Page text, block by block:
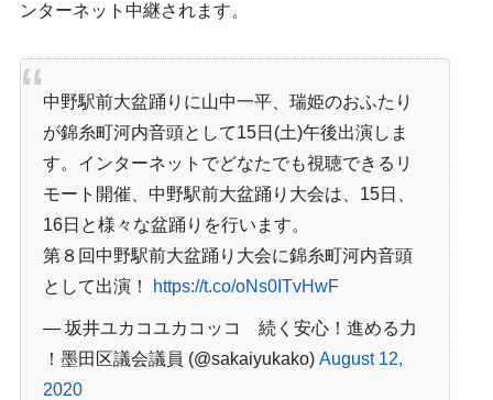
ンターネット中継されます。
中野駅前大盆踊りに山中一平、瑞姫のおふたり
が錦糸町河内音頭として15日(土)午後出演しま
す。インターネットでどなたでも視聴できるリ
モート開催、中野駅前大盆踊り大会は、15日、
16日と様々な盆踊りを行います。
第８回中野駅前大盆踊り大会に錦糸町河内音頭
として出演！
https://t.co/oNs0ITvHwF
— 坂井ユカコユカコッコ 続く安心！進める力
！墨田区議会議員 (@sakaiyukako) August 12,
2020